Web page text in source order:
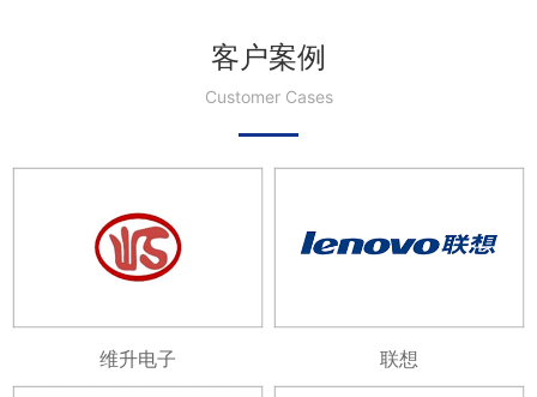
客户案例
Customer Cases
维升电子 联想